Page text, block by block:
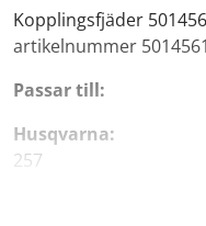
Kopplingsfjäder
artikelnummer
Passar till:
Husqvarna:
257